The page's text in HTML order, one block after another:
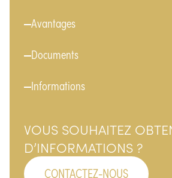
Avantages
Documents
Informations
VOUS SOUHAITEZ
D’INFORMATIONS ?
CONTACTEZ-NOUS